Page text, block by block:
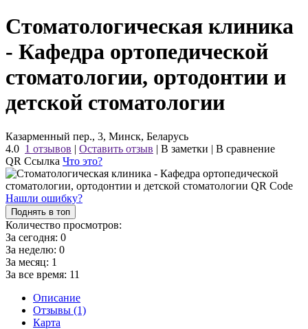
Стоматологическая клиника
- Кафедра ортопедической
стоматологии, ортодонтии и
детской стоматологии
Казарменный пер., 3, Минск, Беларусь
4.0 1 отзывов | Оставить отзыв | В заметки | В сравнение
QR Ссылка Что это?
Нашли ошибку?
Поднять в топ
Количество просмотров:
За сегодня: 0
За неделю: 0
За месяц: 1
За все время: 11
Описание
Отзывы (1)
Карта